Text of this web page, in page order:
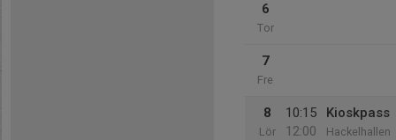
6
Tor
7
Fre
8
Lör
10:15
12:00
Kioskpass
Hackelhallen